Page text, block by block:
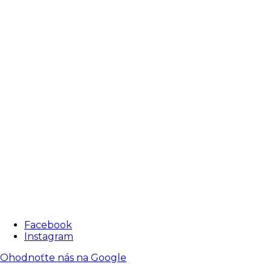
Facebook
Instagram
Ohodnoťte nás na Google